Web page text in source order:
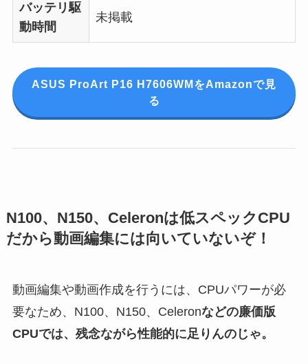
バッテリ駆
動時間
未掲載
ASUS ProArt P16 H7606WMをAmazonで見
る
N100、N150、Celeronは低スペックCPU
だから動画編集には向いていないぞ！
動画編集や動画作成を行うには、CPUパワーが必
要なため、N100、N150、Celeronなどの廉価版
CPUでは、残念ながら性能的に足りんのじゃ。